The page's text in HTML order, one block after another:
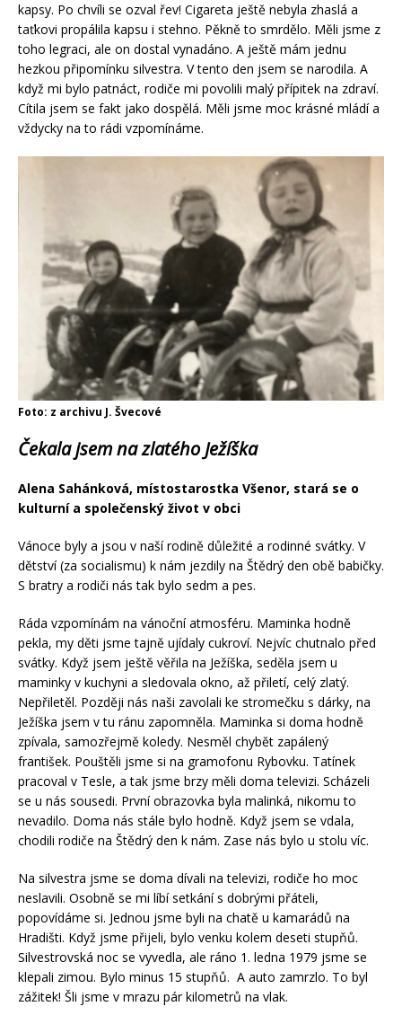
kapsy. Po chvíli se ozval řev! Cigareta ještě nebyla zhaslá a
taťkovi propálila kapsu i stehno. Pěkně to smrdělo. Měli jsme z
toho legraci, ale on dostal vynadáno. A ještě mám jednu
hezkou připomínku silvestra. V tento den jsem se narodila. A
když mi bylo patnáct, rodiče mi povolili malý přípitek na zdraví.
Cítila jsem se fakt jako dospělá. Měli jsme moc krásné mládí a
vždycky na to rádi vzpomínáme.
Foto: z archivu J. Švecové
Čekala jsem na zlatého Ježíška
Alena Sahánková, místostarostka Všenor, stará se o
kulturní a společenský život v obci
Vánoce byly a jsou v naší rodině důležité a rodinné svátky. V
dětství (za socialismu) k nám jezdily na Štědrý den obě babičky.
S bratry a rodiči nás tak bylo sedm a pes.
Ráda vzpomínám na vánoční atmosféru. Maminka hodně
pekla, my děti jsme tajně ujídaly cukroví. Nejvíc chutnalo před
svátky. Když jsem ještě věřila na Ježíška, seděla jsem u
maminky v kuchyni a sledovala okno, až přiletí, celý zlatý.
Nepřiletěl. Později nás naši zavolali ke stromečku s dárky, na
Ježíška jsem v tu ránu zapomněla. Maminka si doma hodně
zpívala, samozřejmě koledy. Nesměl chybět zapálený
františek. Pouštěli jsme si na gramofonu Rybovku. Tatínek
pracoval v Tesle, a tak jsme brzy měli doma televizi. Scházeli
se u nás sousedi. První obrazovka byla malinká, nikomu to
nevadilo. Doma nás stále bylo hodně. Když jsem se vdala,
chodili rodiče na Štědrý den k nám. Zase nás bylo u stolu víc.
Na silvestra jsme se doma dívali na televizi, rodiče ho moc
neslavili. Osobně se mi líbí setkání s dobrými přáteli,
popovídáme si. Jednou jsme byli na chatě u kamarádů na
Hradišti. Když jsme přijeli, bylo venku kolem deseti stupňů.
Silvestrovská noc se vyvedla, ale ráno 1. ledna 1979 jsme se
klepali zimou. Bylo minus 15 stupňů. A auto zamrzlo. To byl
zážitek! Šli jsme v mrazu pár kilometrů na vlak.